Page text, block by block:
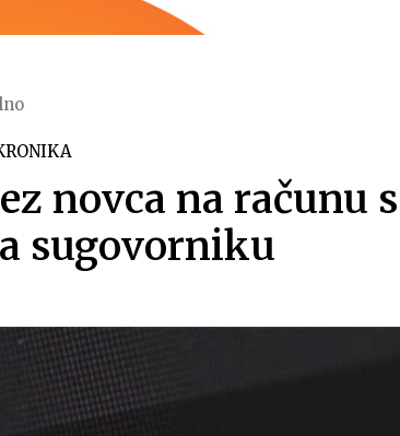
novca na računu
sugovorniku